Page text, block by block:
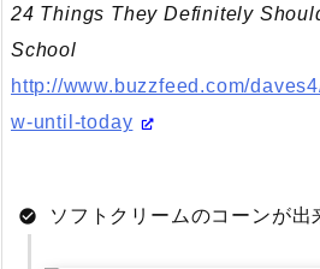
24 Things They Definitely
School
http://www.buzzfeed.com/
w-until-today
ソフトクリームのコーンが出